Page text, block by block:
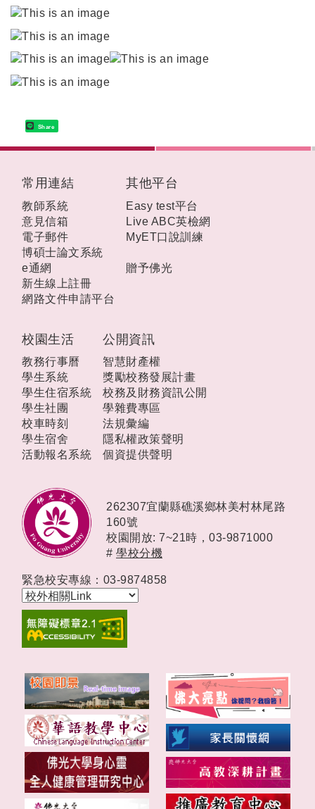
Share
校園生活
教務行事曆
學生系統
學生住宿系統
學生社團
校車時刻
學生宿舍
活動報名系統
公開資訊
智慧財產權
獎勵校務發展計畫
校務及財務資訊公開
學雜費專區
法規彙編
隱私權政策聲明
個資提供聲明
常用連結
教師系統
意見信箱
電子郵件
博碩士論文系統
e通網
新生線上註冊
網路文件申請平台
其他平台
Easy test平台
Live ABC英檢網
MyET口說訓練
贈予佛光
262307宜蘭縣礁溪鄉林美村林尾路
160號
校園開放: 7~21時， 03-9871000
# 學校分機
緊急校安專線：03-9874858